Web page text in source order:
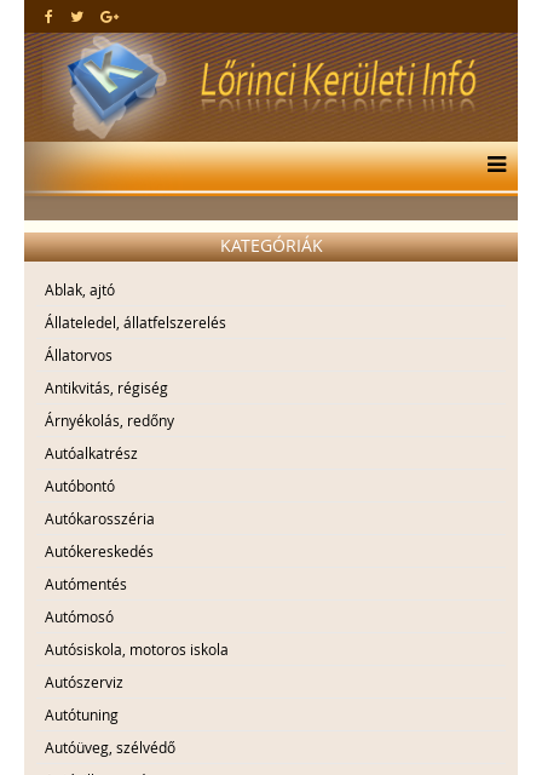
KATEGÓRIÁK
Ablak, ajtó
Állateledel, állatfelszerelés
Állatorvos
Antikvitás, régiség
Árnyékolás, redőny
Autóalkatrész
Autóbontó
Autókarosszéria
Autókereskedés
Autómentés
Autómosó
Autósiskola, motoros iskola
Autószerviz
Autótuning
Autóüveg, szélvédő